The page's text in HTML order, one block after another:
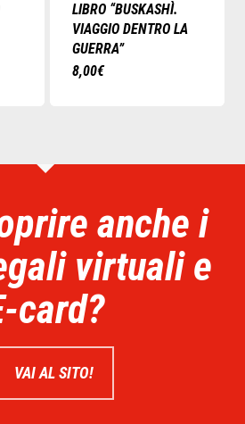
del
prodotto
LIBRO “BUSKASHÌ.
VIAGGIO DENTRO LA
GUERRA”
8,00€
anche i
virtuali e
card?
VAI AL SITO!